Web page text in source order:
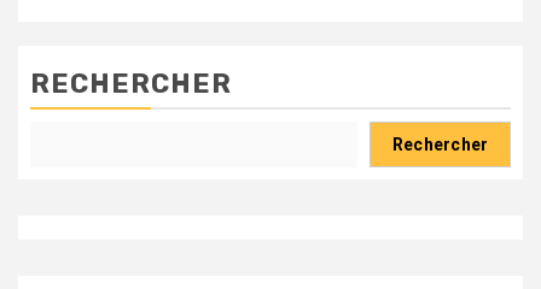
RECHERCHER
Rechercher